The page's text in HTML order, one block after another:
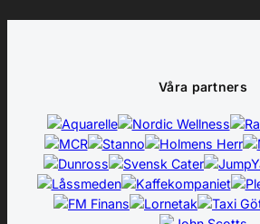
Våra partners